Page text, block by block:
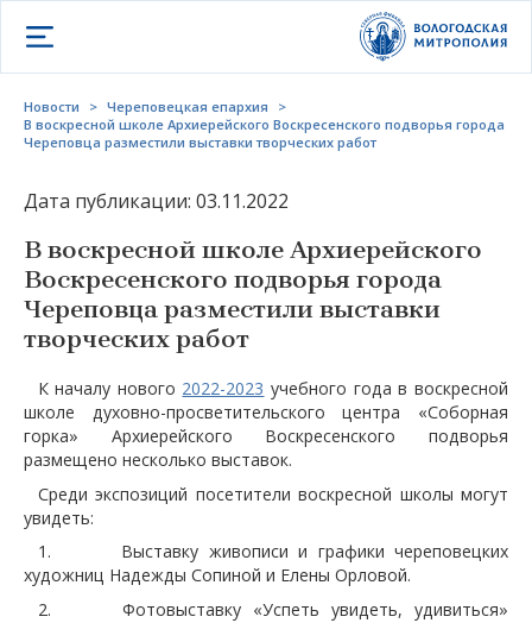
Открыть меню
Новости > Череповецкая епархия
>
В воскресной школе Архиерейского Воскресенского подворья города
Череповца разместили выставки творческих работ
Дата публикации: 03.11.2022
В воскресной школе Архиерейского
Воскресенского подворья города
Череповца разместили выставки
творческих работ
К началу нового 2022-2023 учебного года в воскресной
школе духовно-просветительского центра «Соборная
горка» Архиерейского Воскресенского подворья
размещено несколько выставок.
Среди экспозиций посетители воскресной школы могут
увидеть:
1. Выставку живописи и графики череповецких
художниц Надежды Сопиной и Елены Орловой.
2. Фотовыставку «Успеть увидеть, удивиться»